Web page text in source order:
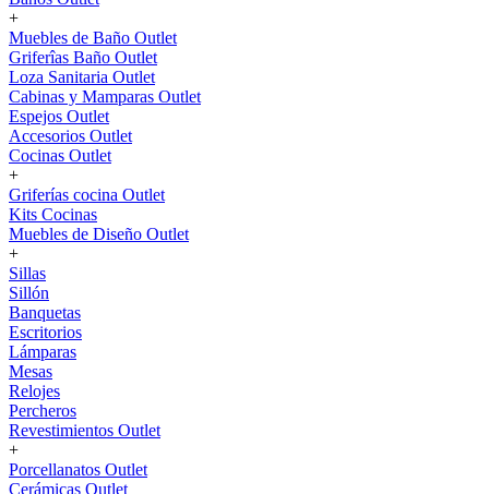
+
Muebles de Baño Outlet
Griferîas Baño Outlet
Loza Sanitaria Outlet
Cabinas y Mamparas Outlet
Espejos Outlet
Accesorios Outlet
Cocinas Outlet
+
Griferías cocina Outlet
Kits Cocinas
Muebles de Diseño Outlet
+
Sillas
Sillón
Banquetas
Escritorios
Lámparas
Mesas
Relojes
Percheros
Revestimientos Outlet
+
Porcellanatos Outlet
Cerámicas Outlet